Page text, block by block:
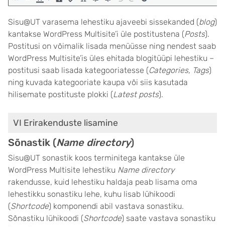
Sisu@UT varasema lehestiku ajaveebi sissekanded (blog)
kantakse WordPress Multisite’i üle postitustena (Posts).
Postitusi on võimalik lisada menüüsse ning nendest saab
WordPress Multisite’is üles ehitada blogitüüpi lehestiku –
postitusi saab lisada kategooriatesse (Categories, Tags)
ning kuvada kategooriate kaupa või siis kasutada
hilisemate postituste plokki (Latest posts).
VI Erirakenduste lisamine
Sõnastik (Name directory)
Sisu@UT sonastik koos terminitega kantakse üle
WordPress Multisite lehestiku Name directory
rakendusse, kuid lehestiku haldaja peab lisama oma
lehestikku sonastiku lehe, kuhu lisab lühikoodi
(Shortcode) komponendi abil vastava sonastiku.
Sõnastiku lühikoodi (Shortcode) saate vastava sonastiku